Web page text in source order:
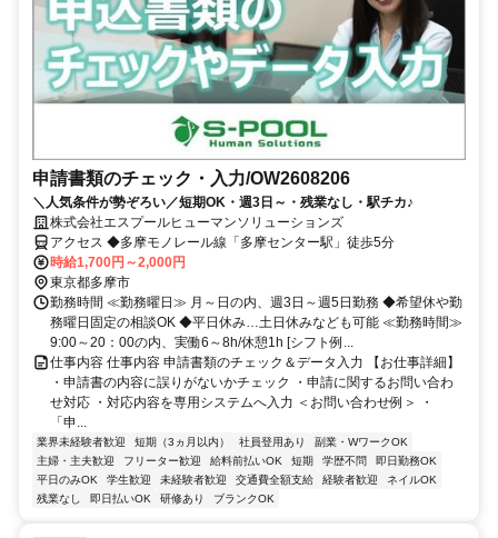
申請書類のチェック・入力/OW2608206
＼人気条件が勢ぞろい／短期OK・週3日～・残業なし・駅チカ♪
株式会社エスプールヒューマンソリューションズ
アクセス ◆多摩モノレール線「多摩センター駅」徒歩5分
時給1,700円～2,000円
東京都多摩市
勤務時間 ≪勤務曜日≫ 月～日の内、週3日～週5日勤務 ◆希望休や勤
務曜日固定の相談OK ◆平日休み…土日休みなども可能 ≪勤務時間≫
9:00～20：00の内、実働6～8h/休憩1h [シフト例...
仕事内容 仕事内容 申請書類のチェック＆データ入力 【お仕事詳細】
・申請書の内容に誤りがないかチェック ・申請に関するお問い合わ
せ対応 ・対応内容を専用システムへ入力 ＜お問い合わせ例＞ ・
「申...
業界未経験者歓迎 短期（3ヵ月以内） 社員登用あり
副業・WワークOK
主婦・主夫歓迎
フリーター歓迎 給料前払いOK 短期 学歴不問
即日勤務OK
平日のみOK
学生歓迎 未経験者歓迎 交通費全額支給 経験者歓迎
ネイルOK
残業なし
即日払いOK 研修あり ブランクOK